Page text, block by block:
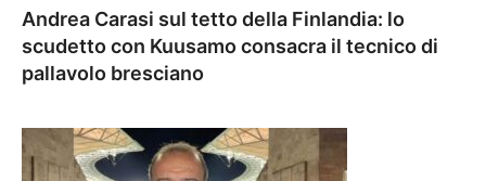
Andrea Carasi sul tetto della Finlandia: lo
scudetto con Kuusamo consacra il tecnico di
pallavolo bresciano